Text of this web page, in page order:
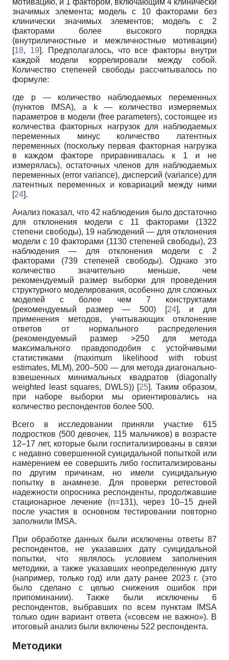
мотивацию, и 1 фактором, включающим 4 клинически
значимых элемента; модель с 10 факторами без
клинически значимых элементов; модель с 2
факторами более высокого порядка
(внутриличностные и межличностные мотивации)
[18, 19]. Предполагалось, что все факторы внутри
каждой модели коррелировали между собой.
Количество степеней свободы рассчитывалось по
формуле:
где p — количество наблюдаемых переменных
(пунктов IMSA), а k — количество измеряемых
параметров в модели (free parameters), состоящее из
количества факторных нагрузок для наблюдаемых
переменных минус количество латентных
переменных (поскольку первая факторная нагрузка
в каждом факторе приравнивалась к 1 и не
измерялась), остаточных членов для наблюдаемых
переменных (error variance), дисперсий (variance) для
латентных переменных и ковариаций между ними
[24].
Анализ показал, что 42 наблюдения было достаточно
для отклонения модели с 11 факторами (1322
степени свободы), 19 наблюдений — для отклонения
модели с 10 факторами (1130 степеней свободы), 23
наблюдения — для отклонения модели с 2
факторами (739 степеней свободы). Однако это
количество значительно меньше, чем
рекомендуемый размер выборки для проведения
структурного моделирования, особенно для сложных
моделей с более чем 7 конструктами
(рекомендуемый размер — 500) [24], и для
применения методов, учитывающих отклонение
ответов от нормального распределения
(рекомендуемый размер >250 для метода
максимального правдоподобия с устойчивыми
статистиками (maximum likelihood with robust
estimates, MLM), 200–500 — для метода диагонально-
взвешенных минимальных квадратов (diagonally
weighted least squares, DWLS)) [25]. Таким образом,
при наборе выборки мы ориентировались на
количество респондентов более 500.
Всего в исследовании приняли участие 615
подростков (500 девочек, 115 мальчиков) в возрасте
12–17 лет, которые были госпитализированы в связи
с недавно совершенной суицидальной попыткой или
намерением ее совершить либо госпитализированы
по другим причинам, но имели суицидальную
попытку в анамнезе. Для проверки ретестовой
надежности опросника респонденты, продолжавшие
стационарное лечение (n=131), через 10–15 дней
после участия в основном тестировании повторно
заполнили IMSA.
При обработке данных были исключены ответы 87
респондентов, не указавших дату суицидальной
попытки, что являлось условием заполнения
методики, а также указавших неопределенную дату
(например, только год) или дату ранее 2023 г. (это
было сделано с целью снижения ошибок при
припоминании). Также были исключены 6
респондентов, выбравших по всем пунктам IMSA
только один вариант ответа («совсем не важно»). В
итоговый анализ были включены 522 респондента.
Методики